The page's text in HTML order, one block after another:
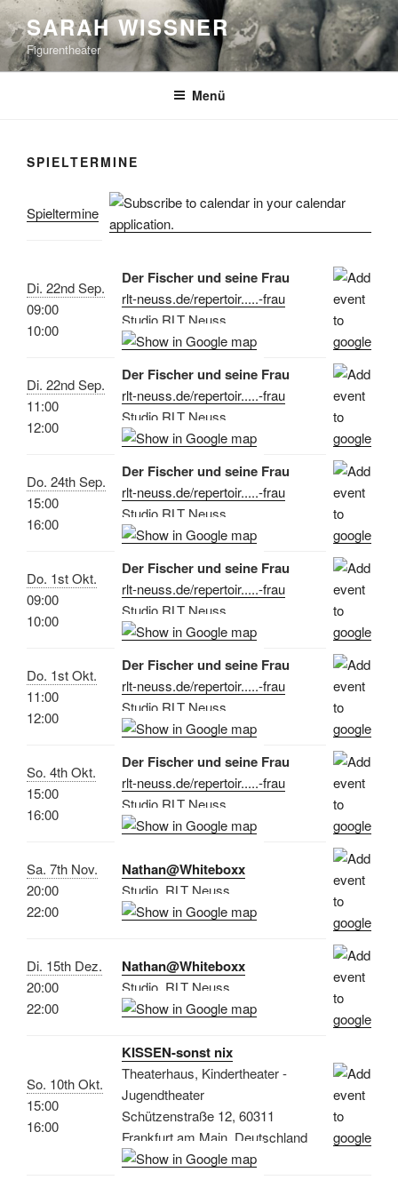
Zum
Inhalt
springen
SARAH WISSNER
Figurentheater
Menü
SPIELTERMINE
Spieltermine
Di. 22nd Sep.
09:00
10:00
Der Fischer und seine Frau
rlt-neuss.de/repertoir.....-frau
Studio RLT Neuss
Di. 22nd Sep.
11:00
12:00
Der Fischer und seine Frau
rlt-neuss.de/repertoir.....-frau
Studio RLT Neuss
Do. 24th Sep.
15:00
16:00
Der Fischer und seine Frau
rlt-neuss.de/repertoir.....-frau
Studio RLT Neuss
Do. 1st Okt.
09:00
10:00
Der Fischer und seine Frau
rlt-neuss.de/repertoir.....-frau
Studio RLT Neuss
Do. 1st Okt.
11:00
12:00
Der Fischer und seine Frau
rlt-neuss.de/repertoir.....-frau
Studio RLT Neuss
So. 4th Okt.
15:00
16:00
Der Fischer und seine Frau
rlt-neuss.de/repertoir.....-frau
Studio RLT Neuss
Sa. 7th Nov.
20:00
22:00
Nathan@Whiteboxx
Studio, RLT Neuss
Di. 15th Dez.
20:00
22:00
Nathan@Whiteboxx
Studio, RLT Neuss
So. 10th Okt.
15:00
16:00
KISSEN-sonst nix
Theaterhaus, Kindertheater -
Jugendtheater
Schützenstraße 12, 60311
Frankfurt am Main, Deutschland